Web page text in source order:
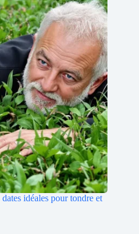
idéales pour tondre et